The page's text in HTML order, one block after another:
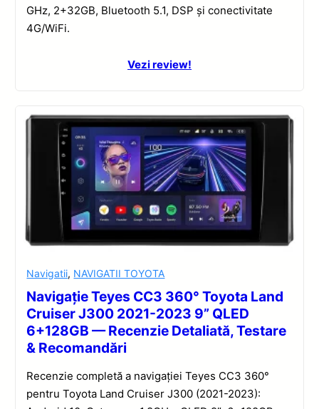
GHz, 2+32GB, Bluetooth 5.1, DSP și conectivitate
4G/WiFi.
Vezi review!
Navigatii, NAVIGATII TOYOTA
Navigație Teyes CC3 360° Toyota Land
Cruiser J300 2021-2023 9” QLED
6+128GB — Recenzie Detaliată, Testare
& Recomandări
Recenzie completă a navigației Teyes CC3 360°
pentru Toyota Land Cruiser J300 (2021-2023):